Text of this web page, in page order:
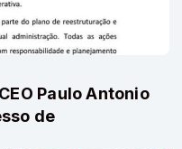
Paulo Antonio
de